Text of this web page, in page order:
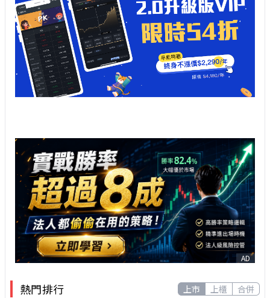
AD
熱門排行 上市 上櫃 合併